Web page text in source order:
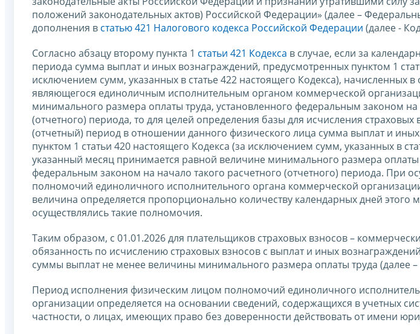
положений законодательных актов) Российской Федерации» (далее –
дополнения в статью 421 Налогового кодекса Российской Федерации (далее -
Согласно абзацу второму пункта 1 статьи 421 Кодекса в случае, если за
периода сумма выплат и иных вознаграждений, предусмотренных пунктом 1
исключением сумм, указанных в статье 422 настоящего Кодекса), начисленных
являющегося единоличным исполнительным органом коммерческой
минимального размера оплаты труда, установленного федеральным законом на
(отчетного) периода, то для целей определения базы для исчисления страховых
(отчетный) период в отношении данного физического лица сумма выплат и
пунктом 1 статьи 420 настоящего Кодекса (за исключением сумм, указанных в
указанный месяц принимается равной величине минимального размера оплаты
федеральным законом на начало такого расчетного (отчетного) периода. При
полномочий единоличного исполнительного органа коммерческой
величина определяется пропорционально количеству календарных дней этого
осуществлялись такие полномочия.
Таким образом, с 01.01.2026 для плательщиков страховых взносов –
обязанность по исчислению страховых взносов с выплат и иных
суммы выплат не менее величины минимального размера оплаты труда (далее
Период исполнения физическим лицом полномочий единоличного
организации определяется на основании сведений, содержащихся в учетных
частности, о лицах, имеющих право без доверенности действовать от имени